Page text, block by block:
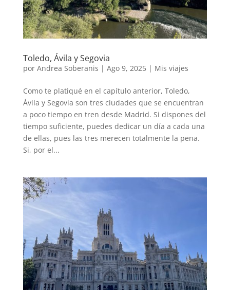
Toledo, Ávila y Segovia
por Andrea Soberanis | Ago 9, 2025| Mis viajes
Como te platiqué en el capítulo anterior, Toledo,
Ávila y Segovia son tres ciudades que se encuentran
a poco tiempo en tren desde Madrid. Si dispones del
tiempo suficiente, puedes dedicar un día a cada una
de ellas, pues las tres merecen totalmente la pena.
Si, por el...